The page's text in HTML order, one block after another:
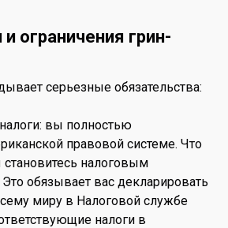
ограничения грин-
серьезные обязательства:
вы полностью
правовой системе. Что
налоговым
обязывает вас декларировать
миру в Налоговой службе
налоги в